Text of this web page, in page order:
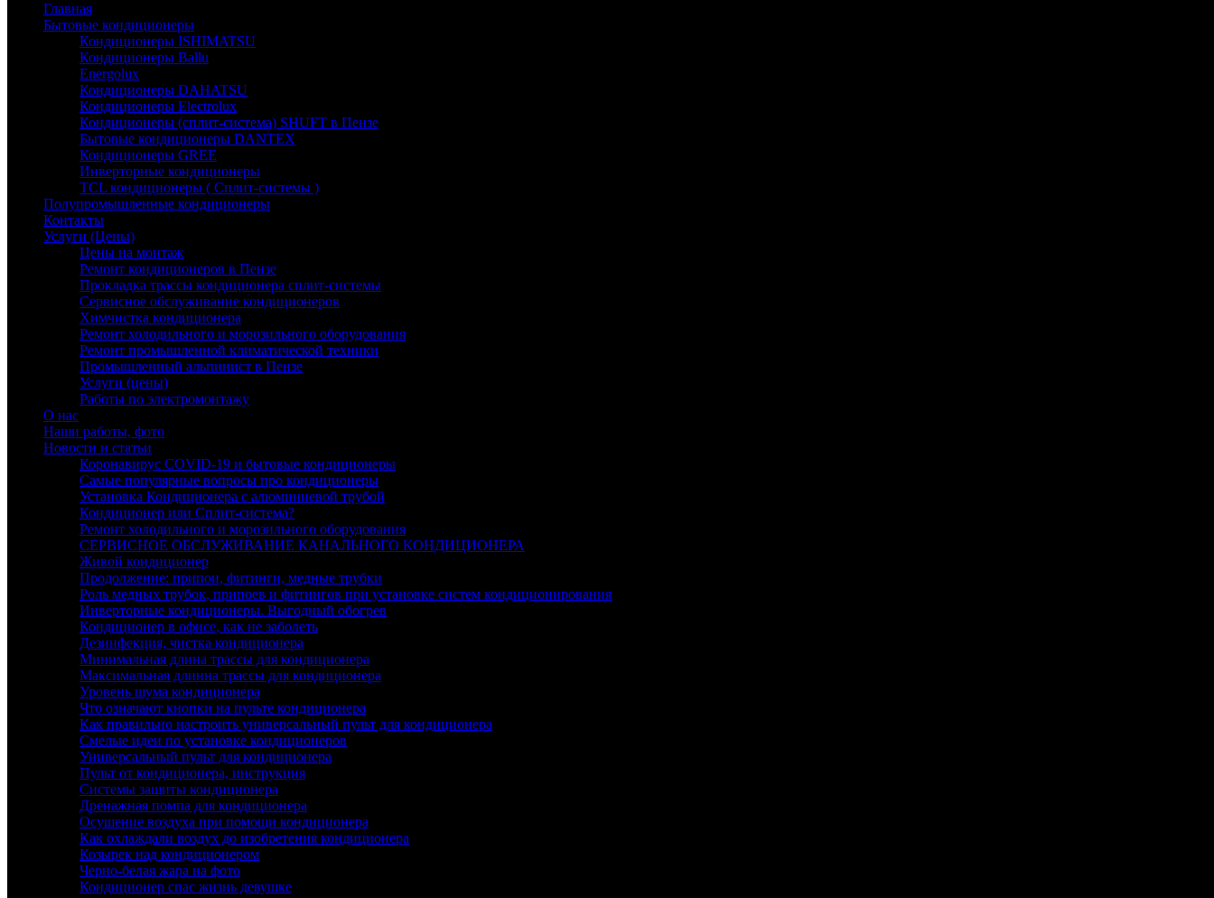
Главная
Бытовые кондиционеры
Кондиционеры ISHIMATSU
Кондиционеры Ballu
Energolux
Кондиционеры DAHATSU
Кондиционеры Electrolux
Кондиционеры (сплит-система) SHUFT в Пензе
Бытовые кондиционеры DANTEX
Кондиционеры GREE
Инверторные кондиционеры
TCL кондиционеры ( Сплит-системы )
Полупромышленные кондиционеры
Контакты
Услуги (Цены)
Цены на монтаж
Ремонт кондиционеров в Пензе
Прокладка трассы кондиционера сплит-системы
Сервисное обслуживание кондиционеров
Химчистка кондиционера
Ремонт холодильного и морозильного оборудования
Ремонт промышленной климатической техники
Промышленный альпинист в Пензе
Услуги (цены)
Работы по электромонтажу
О нас
Наши работы, фото
Новости и статьи
Коронавирус COVID-19 и бытовые кондиционеры
Самые популярные вопросы про кондиционеры
Установка Кондиционера с алюминиевой трубой
Кондиционер или Сплит-система?
Ремонт холодильного и морозильного оборудования
СЕРВИСНОЕ ОБСЛУЖИВАНИЕ КАНАЛЬНОГО КОНДИЦИОНЕРА
Живой кондиционер
Продолжение: припои, фитинги, медные трубки
Роль медных трубок, припоев и фитингов при установке систем кондиционирования
Инверторные кондиционеры. Выгодный обогрев
Кондиционер в офисе, как не заболеть
Дезинфекция, чистка кондиционера
Минимальная длина трассы для кондиционера
Максимальная длинна трассы для кондиционера
Уровень шума кондиционера
Что означают кнопки на пульте кондиционера
Как правильно настроить универсальный пульт для кондиционера
Смелые идеи по установке кондиционеров
Универсальный пульт для кондиционера
Пульт от кондиционера, инструкция
Системы защиты кондиционера
Дренажная помпа для кондиционера
Осушение воздуха при помощи кондиционера
Как охлаждали воздух до изобретения кондиционера
Козырек над кондиционером
Черно-белая жара на фото
Кондиционер спас жизнь девушке